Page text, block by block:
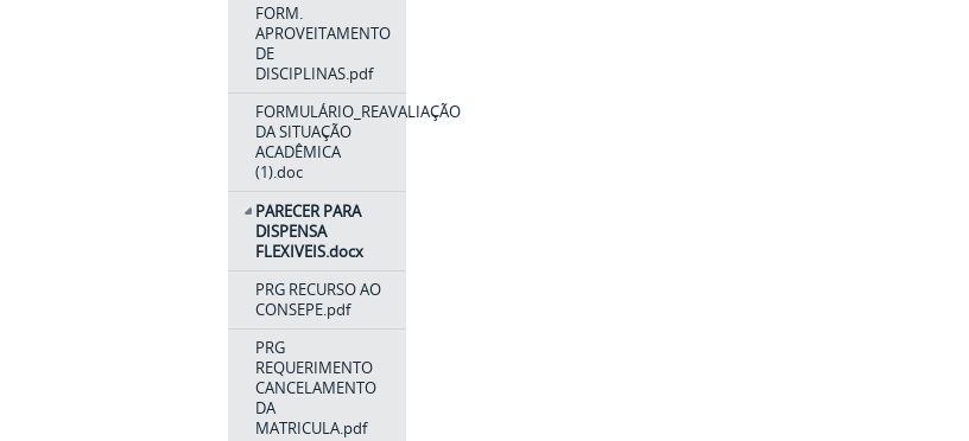
FORM.
APROVEITAMENTO
DE
DISCIPLINAS.pdf
FORMULÁRIO_REAVALIAÇÃO
DA SITUAÇÃO
ACADÊMICA
(1).doc
PARECER PARA
DISPENSA
FLEXIVEIS.docx
PRG RECURSO AO
CONSEPE.pdf
PRG
REQUERIMENTO
CANCELAMENTO
DA
MATRICULA.pdf